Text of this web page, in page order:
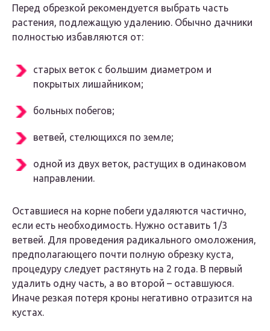
Перед обрезкой рекомендуется выбрать часть
растения, подлежащую удалению. Обычно дачники
полностью избавляются от:
старых веток с большим диаметром и
покрытых лишайником;
больных побегов;
ветвей, стелющихся по земле;
одной из двух веток, растущих в одинаковом
направлении.
Оставшиеся на корне побеги удаляются частично,
если есть необходимость. Нужно оставить 1/3
ветвей. Для проведения радикального омоложения,
предполагающего почти полную обрезку куста,
процедуру следует растянуть на 2 года. В первый
удалить одну часть, а во второй – оставшуюся.
Иначе резкая потеря кроны негативно отразится на
кустах.